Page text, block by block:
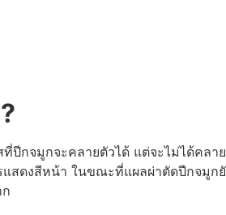
กจมูกจะคลายตัวได้ แต่จะไม่ได้คลา
แสดงสีหน้า ในขณะที่แผลผ่าตัดปีกจมูก